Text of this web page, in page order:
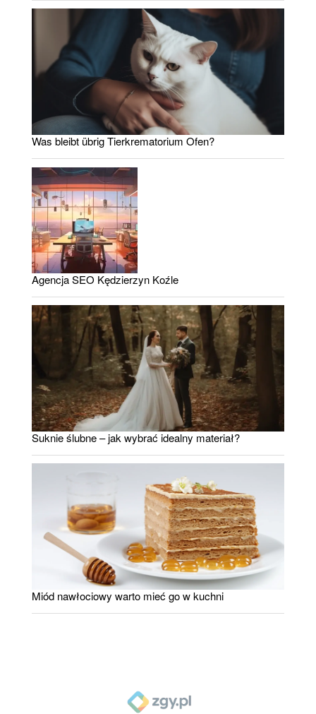
Was bleibt übrig Tierkrematorium Ofen?
Agencja SEO Kędzierzyn Koźle
Suknie ślubne – jak wybrać idealny materiał?
Miód nawłociowy warto mieć go w kuchni